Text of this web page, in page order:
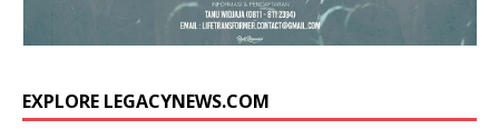
EXPLORE LEGACYNEWS.COM